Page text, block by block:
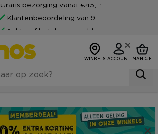
Gratis bezorging vanaf €45,-*
Klantenbeoordeling van 9
Achteraf betalen mogelijk
WINKELS ACCOUNT MANDJE